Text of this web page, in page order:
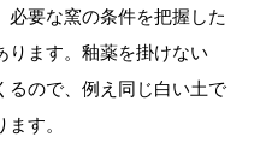
必要な窯の条件を把握した
ります。釉薬を掛けない
るので、例え同じ白い土で
す。